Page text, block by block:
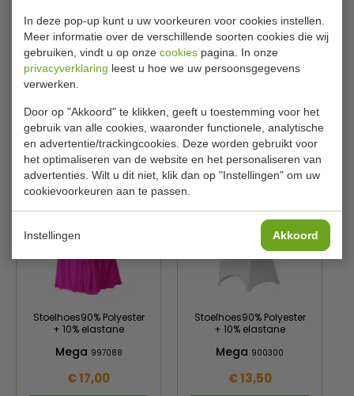
In deze pop-up kunt u uw voorkeuren voor cookies instellen.
Meer informatie over de verschillende soorten cookies die wij
gebruiken, vindt u op onze cookies pagina. In onze
privacyverklaring leest u hoe we uw persoonsgegevens
verwerken.
Door op "Akkoord" te klikken, geeft u toestemming voor het
gebruik van alle cookies, waaronder functionele, analytische
en advertentie/trackingcookies. Deze worden gebruikt voor
het optimaliseren van de website en het personaliseren van
advertenties. Wilt u dit niet, klik dan op "Instellingen" om uw
cookievoorkeuren aan te passen.
Instellingen Akkoord
Licht centrifugeren
Nat ophangen
Voor kleuren geen bleekmiddelen gebruiken
Kleur
rood
Wasbaar
40°C
Materiaal
90% polyester + 10% elastane
Is dit iets voor jou?
Stoelhoes90% Polyester
+ 10% elastane
Mega 997088
€ 17,00
Stoelhoes90% Polyester
+ 10% elastane
Mega 900300
€ 13,50